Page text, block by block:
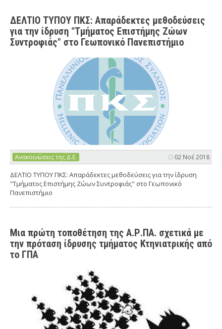
ΔΕΛΤΙΟ ΤΥΠΟΥ ΠΚΣ: Απαράδεκτες μεθοδεύσεις
για την ίδρυση "Τμήματος Επιστήμης Ζώων
Συντροφιάς" στο Γεωπονικό Πανεπιστήμιο
Ανακοινώσεις της Δ.Ε. 02 Νοέ 2018
ΔΕΛΤΙΟ ΤΥΠΟΥ ΠΚΣ: Απαράδεκτες μεθοδεύσεις για την ίδρυση
"Τμήματος Επιστήμης Ζώων Συντροφιάς" στο Γεωπονικό
Πανεπιστήμιο
Μια πρώτη τοποθέτηση της Α.Ρ.ΠΑ. σχετικά με
την πρόταση ίδρυσης τμήματος Κτηνιατρικής από
το ΓΠΑ